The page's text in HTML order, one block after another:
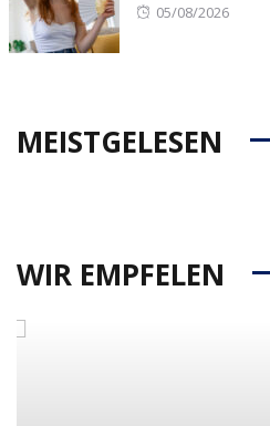
Posted
05/08/2026
MEISTGELESEN
WIR EMPFELEN